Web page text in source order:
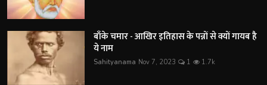
बाँके चमार - आखिर इतिहास के पन्नों से क्यों गायब है
ये नाम
Sahityanama Nov 7, 2023 1 1.7k